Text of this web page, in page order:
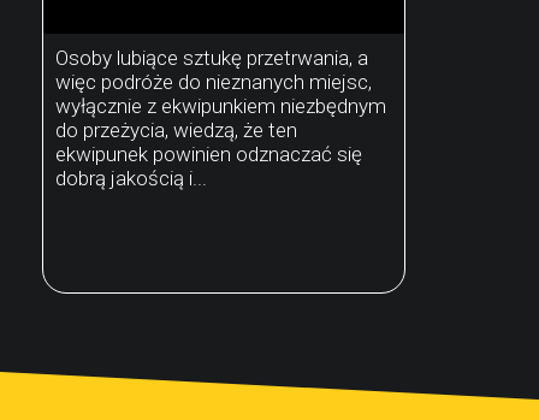
Osoby lubiące sztukę przetrwania, a
więc podróże do nieznanych miejsc,
wyłącznie z ekwipunkiem niezbędnym
do przeżycia, wiedzą, że ten
ekwipunek powinien odznaczać się
dobrą jakością i...